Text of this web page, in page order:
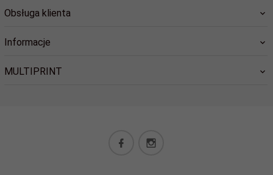
Obsługa klienta
Informacje
MULTIPRINT